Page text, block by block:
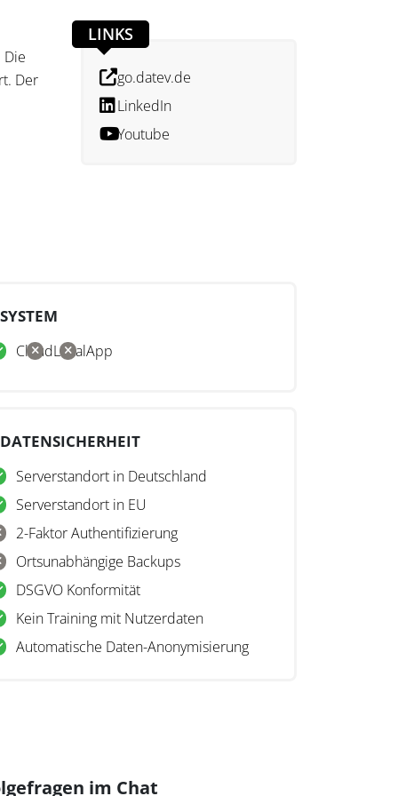
Die
Der
LINKS
go.datev.de
LinkedIn
Youtube
SYSTEM
CloudLokalApp
DATENSICHERHEIT
Serverstandort in Deutschland
Serverstandort in EU
2-Faktor Authentifizierung
Ortsunabhängige Backups
DSGVO Konformität
Kein Training mit Nutzerdaten
Automatische Daten-Anonymisierung
im Chat